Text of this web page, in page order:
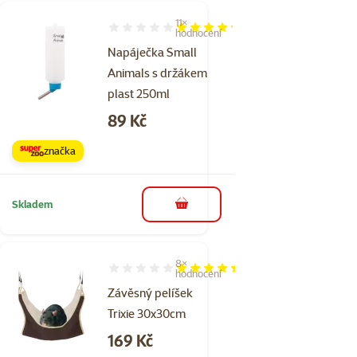
Napáječka Small
Animals s držákem
plast 250ml
Hodnocení 85%, počet hodnocení: 11
11×
hodnocení
Cena
89 Kč
značka
Skladem do košíku
Závěsný pelíšek
Trixie 30x30cm
Hodnocení 88%, počet hodnocení: 8
8×
hodnocení
Cena
169 Kč